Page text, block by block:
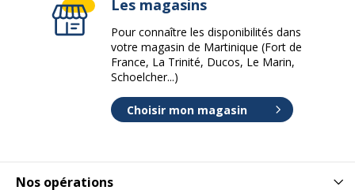
Nos opérations
Les magasins
Pour connaître les disponibilités dans
votre magasin de Martinique (Fort de
France, La Trinité, Ducos, Le Marin,
Schoelcher...)
Choisir mon magasin